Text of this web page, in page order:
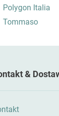
Polygon Italia
Tommaso
&